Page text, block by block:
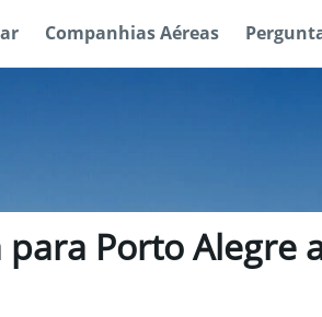
Companhias Aéreas
Porto Alegre